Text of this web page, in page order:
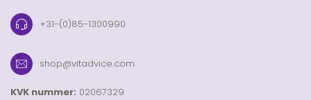
+31-(0)85-1300990
shop@vitadvice.com
KVK nummer: 02067329